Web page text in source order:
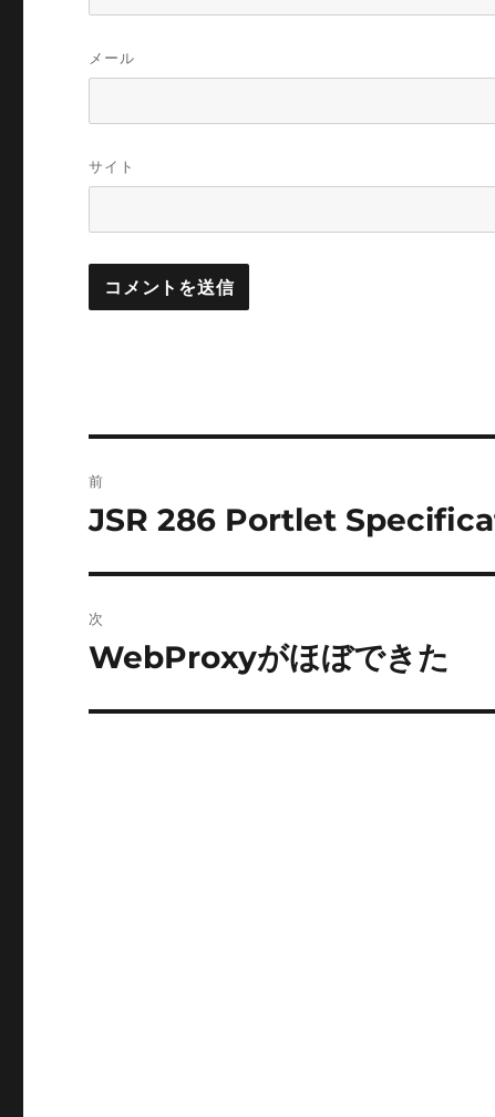
メール
サイト
稿
ゲ
前
前
投
稿:
JSR 286 Portlet
次
次
投
WebProxyがほぼできた